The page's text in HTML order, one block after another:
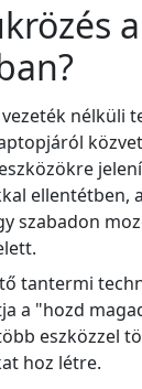
nélküli
ellentétben,
szabadon
tantermi
a "hozd
eszközzel
hoz létre.